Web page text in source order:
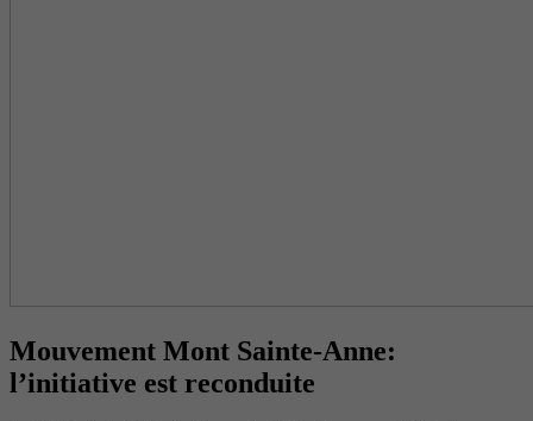
Mouvement Mont Sainte-Anne:
l’initiative est reconduite